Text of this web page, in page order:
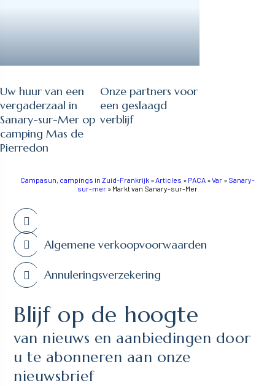
Uw huur van een
vergaderzaal in
Sanary-sur-Mer op
camping Mas de
Pierredon
Onze partners voor
een geslaagd
verblijf
Campasun, campings in Zuid-Frankrijk »Articles » PACA »Var » Sanary-
sur-mer » Markt van Sanary-sur-Mer
Algemene verkoopvoorwaarden
Annuleringsverzekering
Blijf op de hoogte
van nieuws en aanbiedingen door
u te abonneren aan onze
nieuwsbrief